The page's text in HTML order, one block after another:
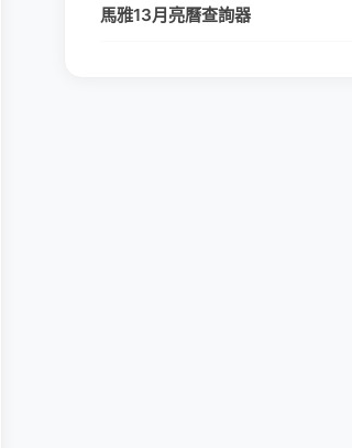
馬雅13月亮曆查詢器